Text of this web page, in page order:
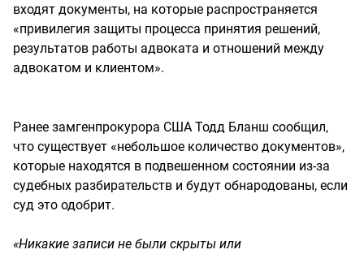
входят документы, на которые распространяется
«привилегия защиты процесса принятия решений,
результатов работы адвоката и отношений между
адвокатом и клиентом».
Ранее замгенпрокурора США Тодд Бланш сообщил,
что существует «небольшое количество документов»,
которые находятся в подвешенном состоянии из-за
судебных разбирательств и будут обнародованы, если
суд это одобрит.
«Никакие записи не были скрыты или